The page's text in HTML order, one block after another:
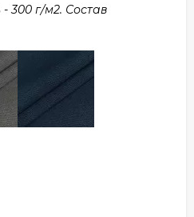
300 г/м2. Состав